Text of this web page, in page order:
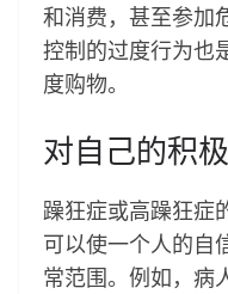
和消费，甚至参加
控制的过度行为也
度购物。
对自己的积
躁狂症或高躁狂症
可以使一个人的自
常范围。例如，病